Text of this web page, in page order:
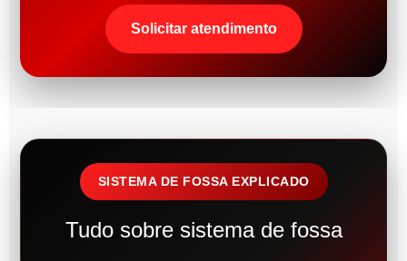
Solicitar atendimento
SISTEMA DE FOSSA EXPLICADO
Tudo sobre sistema de fossa